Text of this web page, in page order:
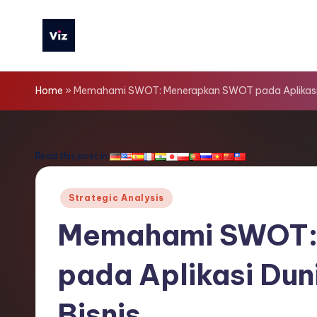
V
iz
o
Home » Memahami SWOT: Menerapkan SWOT pada
Read this post in:
Posted
Strategic Analysis
Memahami
pada Aplikasi